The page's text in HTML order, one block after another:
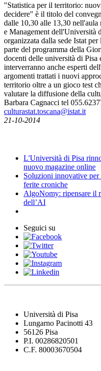
"Statistica per il territorio:
decidere" è il titolo del
dalle 10,30 alle 13,30
e Management
organizzata dalla sede Istat
parte del programma della
docenti delle università di Pisa
interverranno anche esperti
argomenti trattati i nuovi
territorio oltre a un gioco test
valutare la diffusione della
Barbara Cagnacci tel
culturastat.toscana@istat.it
21-10-2014
L'Università di Pisa
nuovo magazine online
Soluzioni innovative
ferite croniche
AlgoNomy: ripensare il
dell’AI
Seguici su
Università di Pisa
Lungarno Pacinotti 43
56126 Pisa
P.I. 00286820501
C.F. 80003670504